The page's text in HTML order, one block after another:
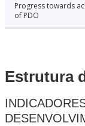
Progress towards
of PDO
Estrutura